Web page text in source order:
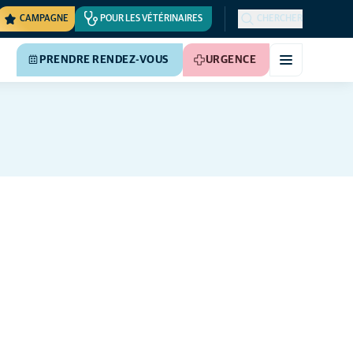
CAMPAGNE POUR LES VÉTÉRINAIRES CHERCHER
PRENDRE RENDEZ-VOUS URGENCE